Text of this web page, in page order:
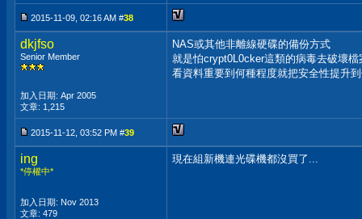
2015-11-09, 02:16 AM #38
dkjfso
Senior Member
加入日期: Apr 2005
文章: 1,215
NAS或其他非離線硬碟的備份方式
就是怕crypt0L0cker這類的病毒去破壞檔
看資料重要到何種程度就把安全性提升
2015-11-12, 03:52 PM #39
ing
*停權中*
加入日期: Nov 2013
文章: 479
現在組新機連光碟機都沒買了...